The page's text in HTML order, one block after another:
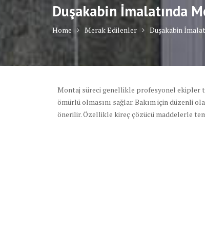
Duşakabin İmalatında
Home Merak Edilenler Duşakabin
Montaj süreci genellikle profesyonel ekipler
ömürlü olmasını sağlar. Bakım için düzenli
önerilir. Özellikle kireç çözücü maddelerle